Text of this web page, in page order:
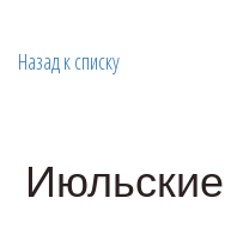
Назад к списку